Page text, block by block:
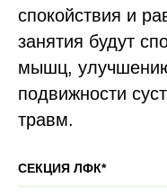
спокойствия и
занятия будут
мышц,
подвижности
травм.
СЕКЦИЯ ЛФК*